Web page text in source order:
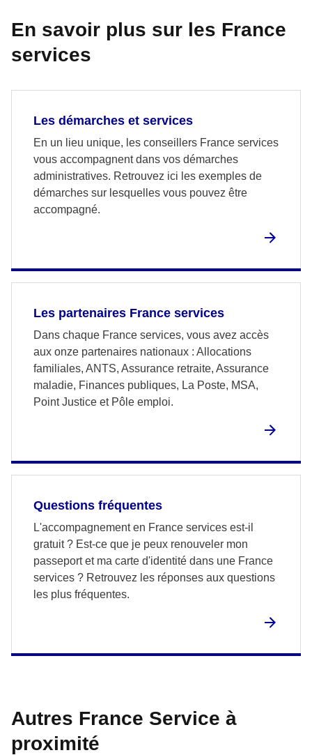
En savoir plus sur les France
services
Les démarches et services
En un lieu unique, les conseillers France services
vous accompagnent dans vos démarches
administratives. Retrouvez ici les exemples de
démarches sur lesquelles vous pouvez être
accompagné.
Les partenaires France services
Dans chaque France services, vous avez accès
aux onze partenaires nationaux : Allocations
familiales, ANTS, Assurance retraite, Assurance
maladie, Finances publiques, La Poste, MSA,
Point Justice et Pôle emploi.
Questions fréquentes
L'accompagnement en France services est-il
gratuit ? Est-ce que je peux renouveler mon
passeport et ma carte d'identité dans une France
services ? Retrouvez les réponses aux questions
les plus fréquentes.
Autres France Service à
proximité